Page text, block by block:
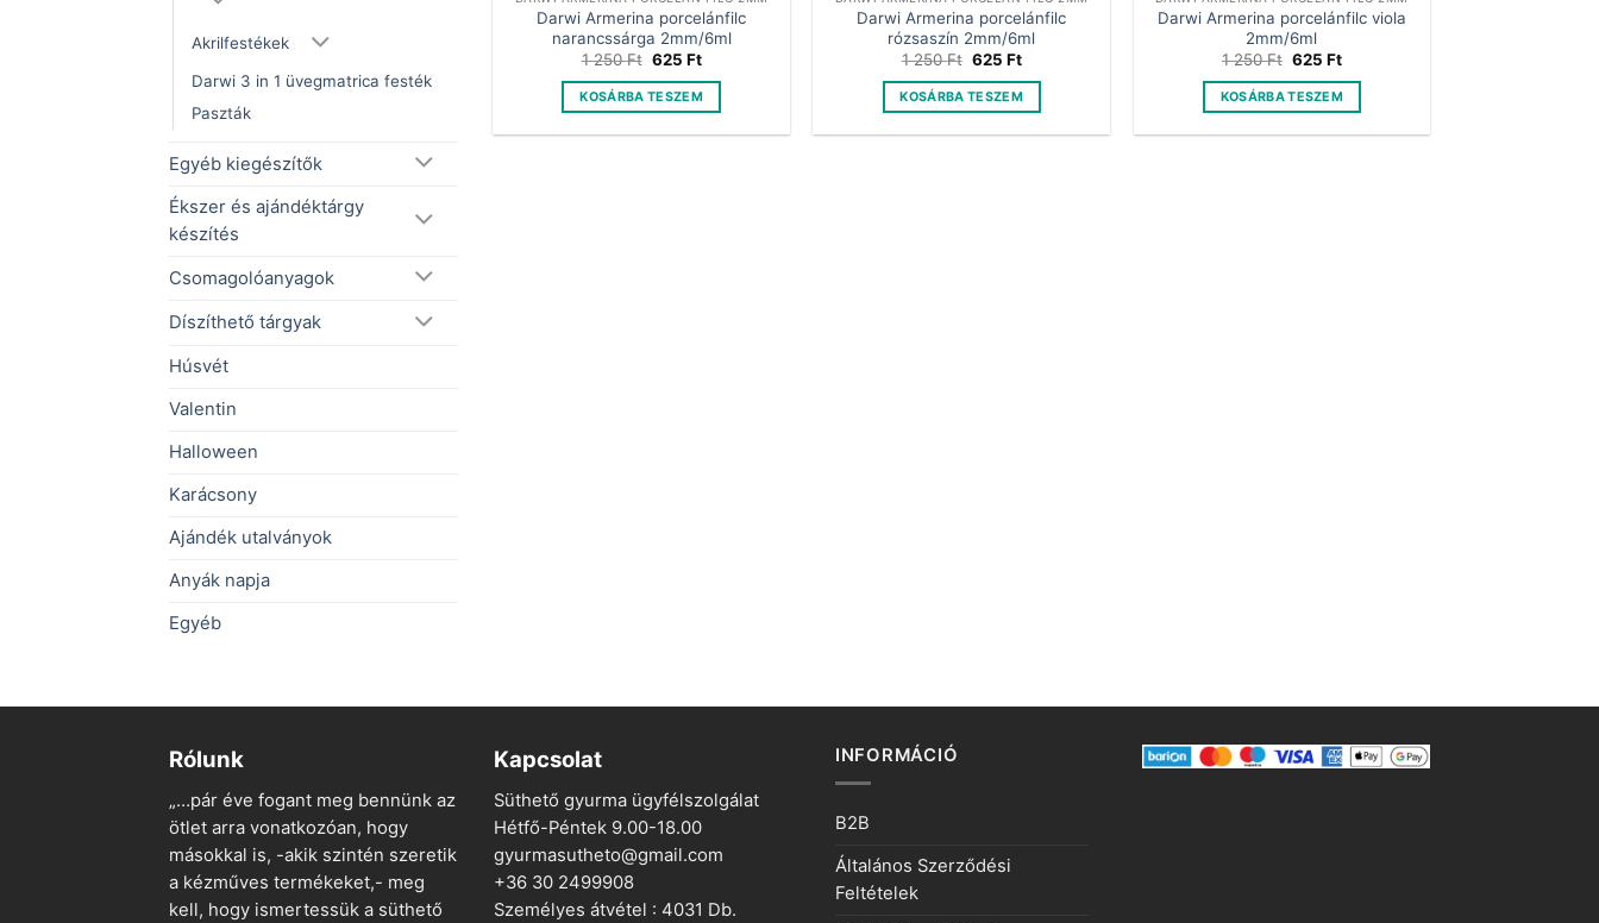
Akrilfestékek
Darwi 3 in 1 üvegmatrica festék
Paszták
Egyéb kiegészítők
Ékszer és ajándéktárgy
készítés
Csomagolóanyagok
Díszíthető tárgyak
Húsvét
Valentin
Halloween
Karácsony
Ajándék utalványok
Anyák napja
Egyéb
Darwi Armerina porcelánfilc
narancssárga 2mm/6ml
1 250Ft Original
was:
1
625 FtCurrent
is:
625 Ft.
KOSÁRBA TESZEM
Darwi Armerina porcelánfilc
rózsaszín 2mm/6ml
1 250Ft Original
was:
1
625 FtCurrent
is:
625 Ft.
KOSÁRBA TESZEM
Darwi Armerina porcelánfilc viola
2mm/6ml
1 250Ft Original
was:
1
625 FtCurrent
is:
625 Ft.
KOSÁRBA TESZEM
Rólunk
„…pár éve fogant meg bennünk az
ötlet arra vonatkozóan, hogy
másokkal is, -akik szintén szeretik
a kézműves termékeket,- meg
kell, hogy ismertessük a süthető
Kapcsolat
Süthető gyurma ügyfélszolgálat
Hétfő-Péntek 9.00-18.00
gyurmasutheto@gmail.com
+36 30 2499908
Személyes átvétel : 4031 Db.
INFORMÁCIÓ
B2B
Általános Szerződési
Feltételek